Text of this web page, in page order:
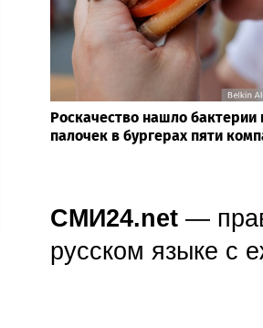
Роскачество нашло
палочек в бургерах пяти
СМИ24.net —
русском языке с